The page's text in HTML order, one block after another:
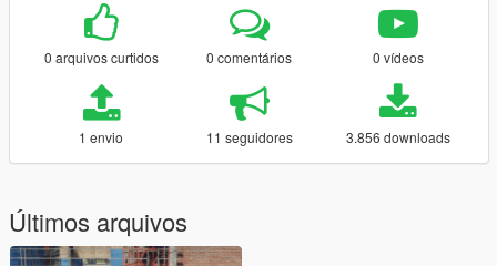
0 arquivos curtidos 0 comentários 0 vídeos
1 envio 11 seguidores 3.856 downloads
Últimos arquivos